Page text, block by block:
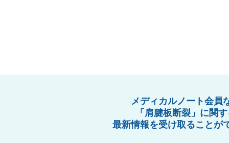
メディカルノート会員
「肩腱板断裂」に関
最新情報を受け取ることが